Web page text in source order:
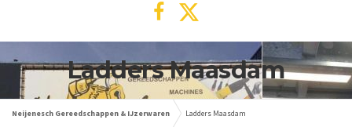
Ladders Maasdam
Neijenesch Gereedschappen & IJzerwaren Ladders Maasdam